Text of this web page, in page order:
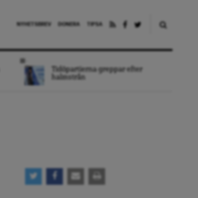
NYHETSBREV DONERA TIPSA
Tidöpartierna greppar efter
halmstrån